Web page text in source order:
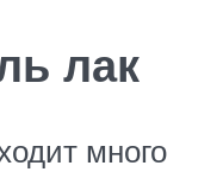
лак
много